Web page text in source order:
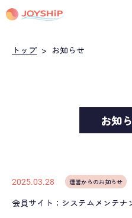
トップ > お知らせ
お知
2025.03.28 運営からのお知らせ
会員サイト：システムメンテナ